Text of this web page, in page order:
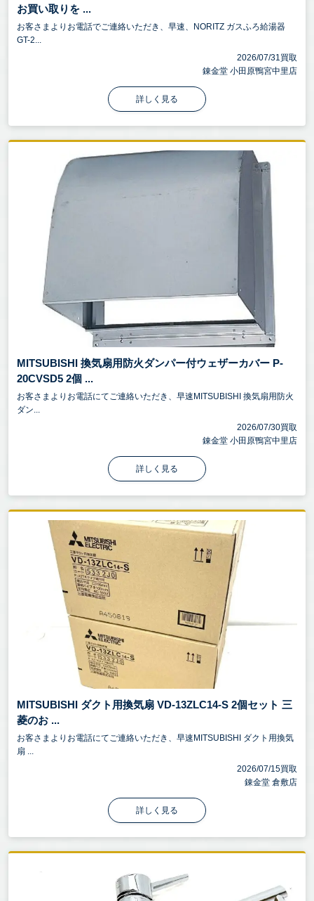
お買い取りを ...
お客さまよりお電話でご連絡いただき、早速、NORITZ ガスふろ給湯器
GT-2...
2026/07/31買取
錬金堂 小田原鴨宮中里店
詳しく見る
MITSUBISHI 換気扇用防火ダンパー付ウェザーカバー P-
20CVSD5 2個 ...
お客さまよりお電話にてご連絡いただき、早速MITSUBISHI 換気扇用防火
ダン...
2026/07/30買取
錬金堂 小田原鴨宮中里店
詳しく見る
MITSUBISHI ダクト用換気扇 VD-13ZLC14-S 2個セット 三
菱のお ...
お客さまよりお電話にてご連絡いただき、早速MITSUBISHI ダクト用換気
扇 ...
2026/07/15買取
錬金堂 倉敷店
詳しく見る